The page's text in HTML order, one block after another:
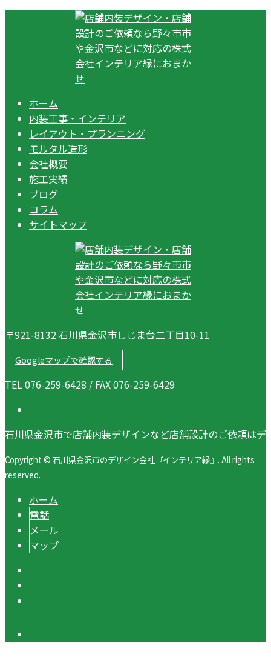
ホーム
内装工事・インテリア
レイアウト・プランニング
モルタル造形
会社概要
施工実績
ブログ
コラム
サイトマップ
〒921-8132 石川県金沢市しじま台二丁目10-11
Googleマップで確認する
TEL 076-259-6428 / FAX 076-259-6429
石川県金沢市で店舗内装デザインなど店舗設計のご依頼は
Copyright © 石川県金沢市のデザイン会社『インテリア縁』. All rights
reserved.
ホーム
電話
メール
マップ